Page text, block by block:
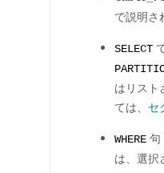
で説明さ
SELECT
はリスト
ては、 セ
WHERE 句
は、選択